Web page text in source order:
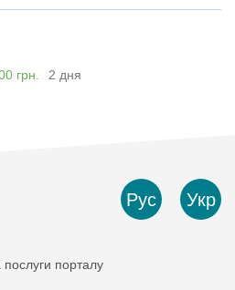
грн. 2 дня
Рус Укр
послуги порталу